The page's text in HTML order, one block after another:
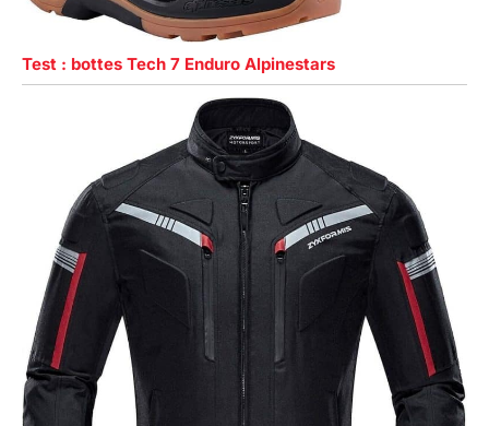
Test : bottes Tech 7 Enduro Alpinestars